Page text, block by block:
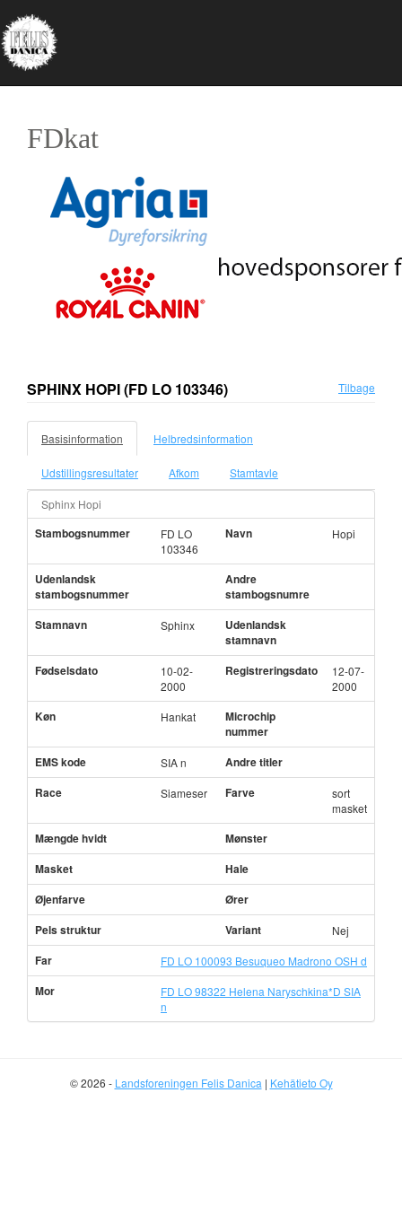
FDkat
SPHINX HOPI(FD LO 103346) Tilbage
Basisinformation Helbredsinformation
Udstillingsresultater Afkom Stamtavle
Sphinx Hopi
Stambogsnummer
FD LO
103346
Navn Hopi
Udenlandsk
stambogsnummer
Andre
stambogsnumre
Stamnavn
Sphinx
Udenlandsk
stamnavn
Fødselsdato
10-02-
2000
Registreringsdato
12-07-
2000
Køn Hankat
Microchip
nummer
EMS kode
SIA n
Andre titler
Race
Siameser Farve
sort
masket
Mængde hvidt
Mønster
Masket
Hale
Øjenfarve
Ører
Pels struktur
Variant Nej
Far FD LO 100093 Besuqueo Madrono OSH d
Mor
FD LO 98322 Helena Naryschkina*D SIA
n
© 2026 - Landsforeningen Felis Danica | Kehätieto Oy